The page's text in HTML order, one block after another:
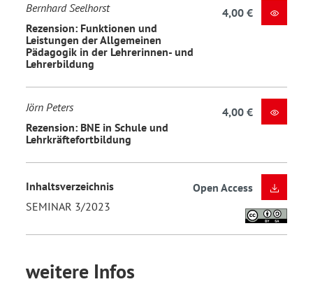
Bernhard Seelhorst
Rezension: Funktionen und
Leistungen der Allgemeinen
Pädagogik in der Lehrerinnen- und
Lehrerbildung
4,00 €
Jörn Peters
Rezension: BNE in Schule und
Lehrkräftefortbildung
4,00 €
Inhaltsverzeichnis
SEMINAR 3/2023
Open Access
weitere Infos